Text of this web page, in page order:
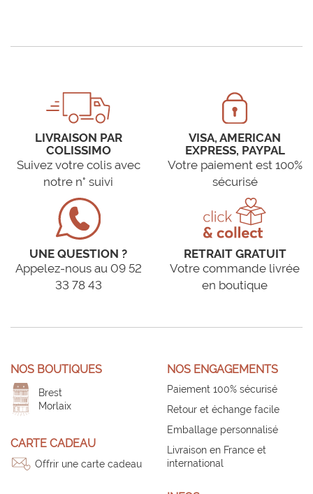
LIVRAISON PAR
COLISSIMO
Suivez votre colis avec
notre n° suivi
VISA, AMERICAN
EXPRESS, PAYPAL
Votre paiement est 100%
sécurisé
UNE QUESTION ?
Appelez-nous au 09 52
33 78 43
RETRAIT GRATUIT
Votre commande livrée
en boutique
NOS BOUTIQUES
Brest
Morlaix
CARTE CADEAU
Offrir une carte cadeau
NOS ENGAGEMENTS
Paiement 100% sécurisé
Retour et échange facile
Emballage personnalisé
Livraison en France et
international